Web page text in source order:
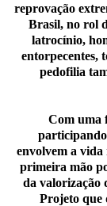
reprovação
Brasil, no rol
latrocínio,
entorpecentes,
pedofilia
Com uma
envolvem a vida
primeira mão
da valorização
Projeto que